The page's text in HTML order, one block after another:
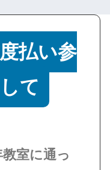
払い参
て
室に通っ